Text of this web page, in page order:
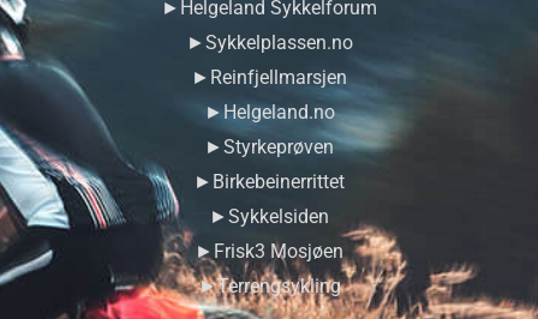
►Helgeland Sykkelforum
►Sykkelplassen.no
►Reinfjellmarsjen
►Helgeland.no
►Styrkeprøven
►Birkebeinerrittet
►Sykkelsiden
►Frisk3 Mosjøen
►Terrengsykling